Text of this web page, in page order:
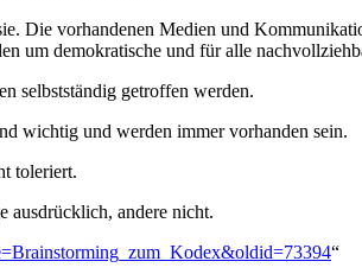
Die vorhandenen Medien und
um demokratische und für alle
selbstständig getroffen werden.
wichtig und werden immer vorhanden sein.
toleriert.
ausdrücklich, andere nicht.
“